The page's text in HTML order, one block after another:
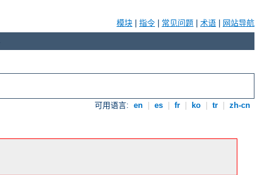
模块 指令 常见问题 术语 网站导航
可用语言: en es fr ko tr zh-cn